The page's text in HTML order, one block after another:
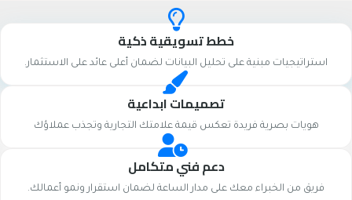
خطط تسويقية ذكية
استراتيجيات مبنية على تحليل البيانات لضمان أعلى عائد على الاستثمار.
تصميمات ابداعية
هويات بصرية فريدة تعكس قيمة علامتك التجارية وتجذب عملاؤك
دعم فني متكامل
فريق من الخبراء معك على مدار الساعة لضمان استقرار ونمو أعمالك.